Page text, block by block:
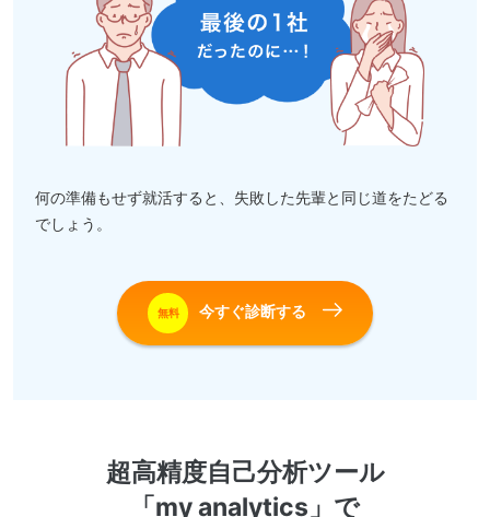
何の準備もせず就活すると、失敗した先輩と同じ道をたどる
でしょう。
無料 今すぐ診断する
超高精度自己分析ツール
「my analytics」で